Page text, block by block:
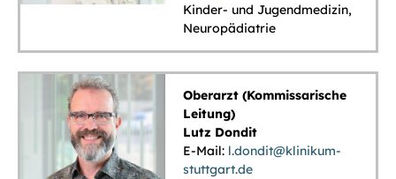
Kinder- und Jugendmedizin,
Neuropädiatrie
Oberarzt (Kommissarische
Leitung)
Lutz Dondit
E-Mail: l.dondit@klinikum-
stuttgart.de